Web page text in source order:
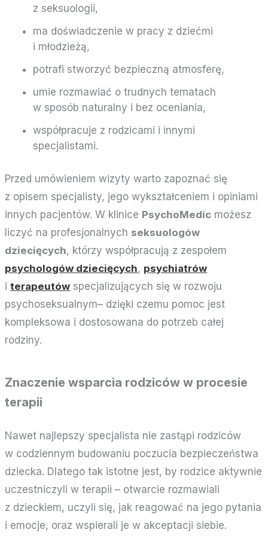
z seksuologii,
ma doświadczenie w pracy z dziećmi
i młodzieżą,
potrafi stworzyć bezpieczną atmosferę,
umie rozmawiać o trudnych tematach
w sposób naturalny i bez oceniania,
współpracuje z rodzicami i innymi
specjalistami.
Przed umówieniem wizyty warto zapoznać się
z opisem specjalisty, jego wykształceniem i opiniami
innych pacjentów. W klinice PsychoMedic możesz
liczyć na profesjonalnych seksuologów
dziecięcych, którzy współpracują z zespołem
psychologów dziecięcych, psychiatrów
iterapeutów specjalizujących się w rozwoju
psychoseksualnym– dzięki czemu pomoc jest
kompleksowa i dostosowana do potrzeb całej
rodziny.
Znaczenie wsparcia rodziców w procesie
terapii
Nawet najlepszy specjalista nie zastąpi rodziców
w codziennym budowaniu poczucia bezpieczeństwa
dziecka. Dlatego tak istotne jest, by rodzice aktywnie
uczestniczyli w terapii – otwarcie rozmawiali
z dzieckiem, uczyli się, jak reagować na jego pytania
i emocje, oraz wspierali je w akceptacji siebie.